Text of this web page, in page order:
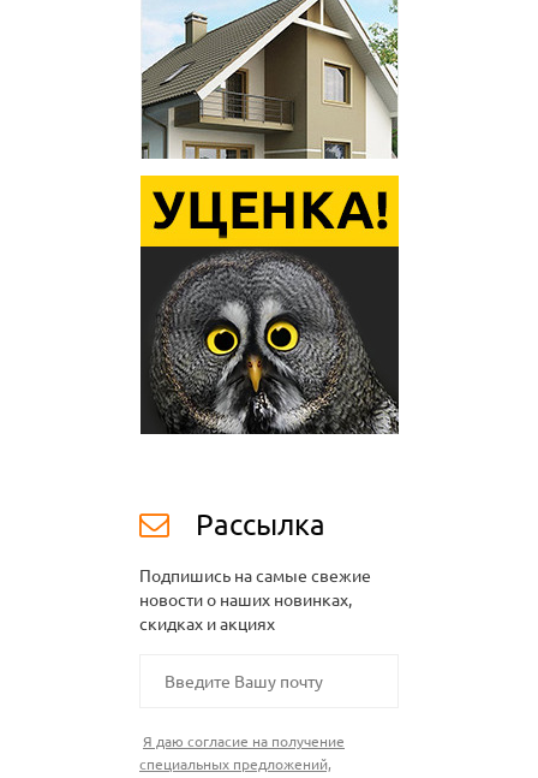
Рассылка
Подпишись на самые свежие
новости о наших новинках,
скидках и акциях
Я даю согласие на получение
специальных предложений,